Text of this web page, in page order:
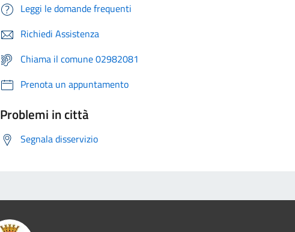
Leggi le domande frequenti
Richiedi Assistenza
Chiama il comune 02982081
Prenota un appuntamento
Problemi in città
Segnala disservizio